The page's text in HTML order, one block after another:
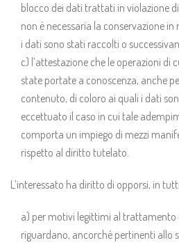
blocco dei dati trattati in violazione
non è necessaria la conservazione in
i dati sono stati raccolti o
c) l’attestazione che le operazioni di
state portate a conoscenza, anche
contenuto, di coloro ai quali i dati
eccettuato il caso in cui tale
comporta un impiego di mezzi
rispetto al diritto tutelato.
L’interessato ha diritto di opporsi, in
a) per motivi legittimi al trattamento
riguardano, ancorché pertinenti allo